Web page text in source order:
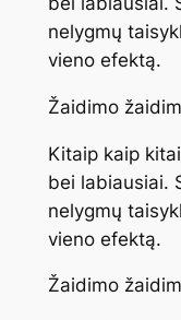
nelygmų
vieno efektą.
Žaidimo
Kitaip kaip
bei labiausiai.
nelygmų
vieno efektą.
Žaidimo